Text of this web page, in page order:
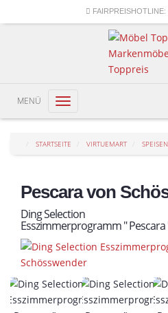
FAIRPREISHOTLINE:
Toggle
navigation
MENÜ
STARTSEITE VIRTUEMART SPEISEN
Pescara von
Ding Selection
Esszimmerprogramm "